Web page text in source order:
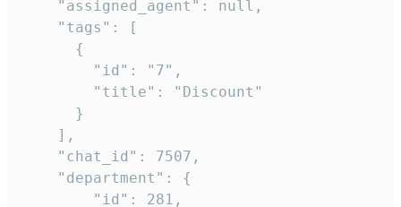
    "assigned_agent": null,
    "tags": [
      {
        "id": "7",
        "title": "Discount"
      }
    ],
    "chat_id": 7507,
    "department": {
        "id": 281,